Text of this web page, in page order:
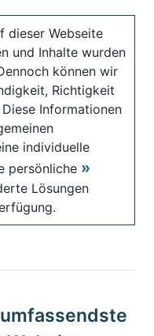
dieser Webseite
und Inhalte wurden
können wir
Richtigkeit
Informationen
individuelle
persönliche
Lösungen